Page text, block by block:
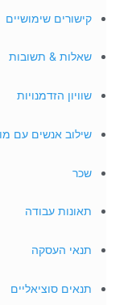
קישורים שימושיים
שאלות & תשובות
שוויון הזדמנויות
שילוב אנשים עם
שכר
תאונות עבודה
תנאי העסקה
תנאים סוציאליים